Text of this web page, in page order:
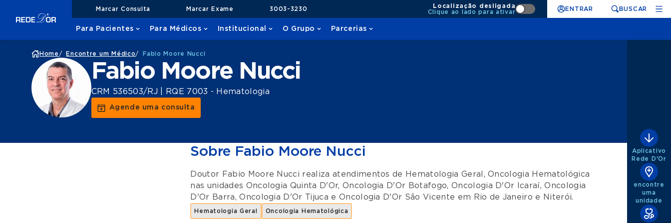
Marcar Consulta Marcar Exame 3003-3230
Localização desligada
Clique ao lado para ativar
ENTRAR BUSCAR
Para Pacientes Para Médicos Institucional O Grupo Parcerias
Home / Encontre um Médico/ Fabio Moore Nucci
Fabio Moore Nucci
CRM 536503/RJ | RQE 7003 - Hematologia
Agende uma consulta
Sobre Fabio Moore Nucci
Doutor Fabio Moore Nucci realiza atendimentos de Hematologia Geral ,Oncologia Hematológica
nas unidades Oncologia Quinta D'Or, Oncologia D'Or Botafogo, Oncologia D'Or Icaraí,Oncologia
D'Or Barra,Oncologia D'Or Tijuca e Oncologia D'Or São Vicente em Rio de Janeiro e Niterói.
Hematologia Geral Oncologia Hematológica
Aplicativo
Rede D'Or
encontre
uma
unidade